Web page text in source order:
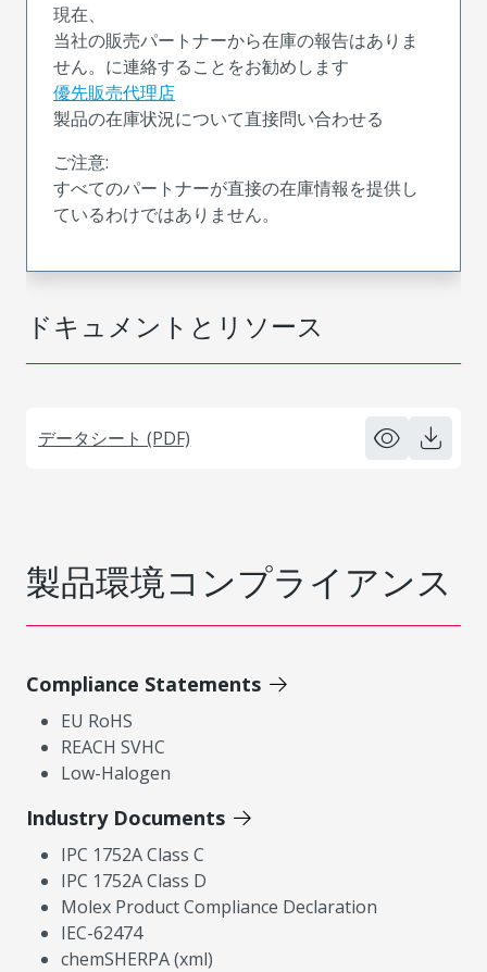
ドキュメントとリソース
データシート (PDF)
現在、
当社の販売パートナーから在庫の報告はありま
せん。に連絡することをお勧めします
優先販売代理店
製品の在庫状況について直接問い合わせる
ご注意:
すべてのパートナーが直接の在庫情報を提供し
ているわけではありません。
製品環境コンプライアンス
Compliance Statements
EU RoHS
REACH SVHC
Low-Halogen
Industry Documents
IPC 1752A Class C
IPC 1752A Class D
Molex Product Compliance Declaration
IEC-62474
chemSHERPA (xml)